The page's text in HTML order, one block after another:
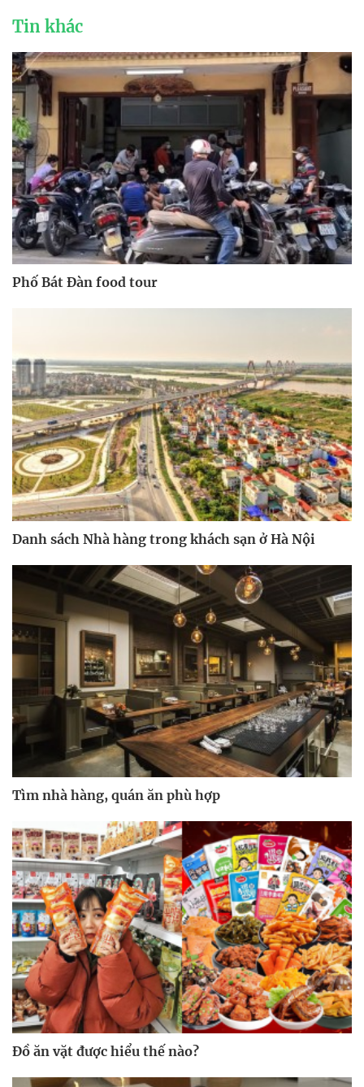
Tin khác
Phố Bát Đàn food tour
Danh sách Nhà hàng trong khách sạn ở Hà Nội
Tìm nhà hàng, quán ăn phù hợp
Đồ ăn vặt được hiểu thế nào?